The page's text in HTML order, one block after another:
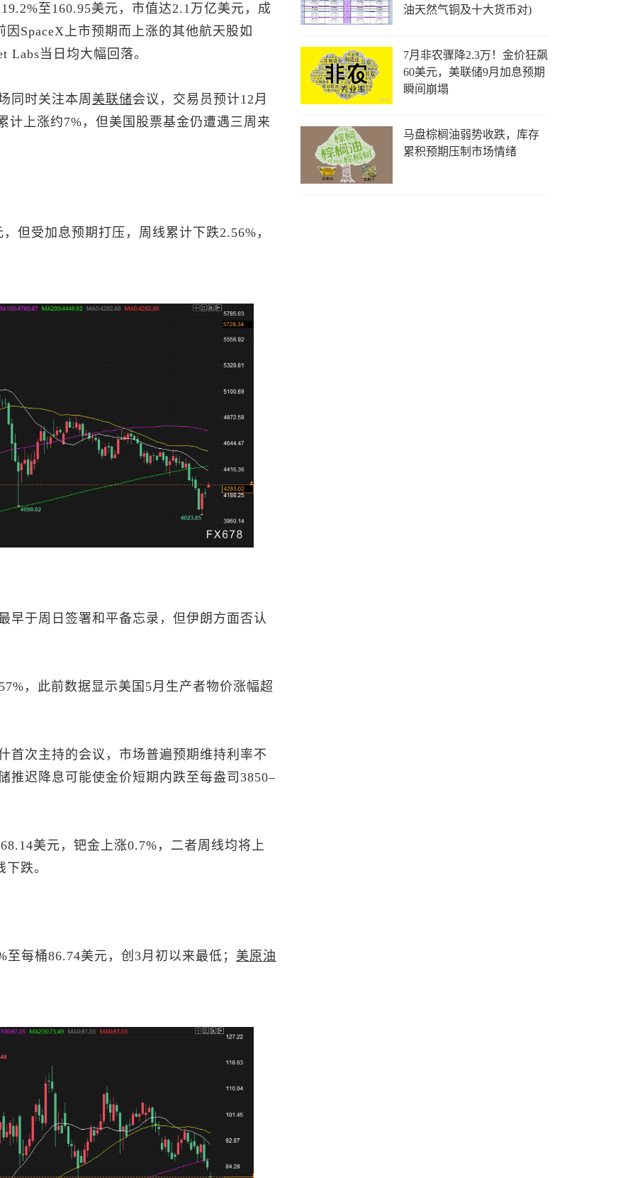
至160.95美元，市值达2.1万亿美元，成
SpaceX上市预期而上涨的其他航天股如
Labs当日均大幅回落。
同时关注本周 美联储会议，交易员预计12月
计上涨约7%，但美国股票基金仍遭遇三周来
但受加息预期打压，周线累计下跌2.56%，
早于周日签署和平备忘录，但伊朗方面否认
，此前数据显示美国5月生产者物价涨幅超
首次主持的会议，市场普遍预期维持利率不
推迟降息可能使金价短期内跌至每盎司3850–
美元，钯金上涨0.7%，二者周线均将上
跌。
至每桶86.74美元，创3月初以来最低； 美原油
油天然气铜及十大货币对)
7月非农骤降2.3万！金价狂飙
60美元，美联储9月加息预期
瞬间崩塌
马盘棕榈油弱势收跌，库存
累积预期压制市场情绪